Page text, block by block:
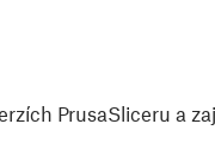
PrusaSliceru a